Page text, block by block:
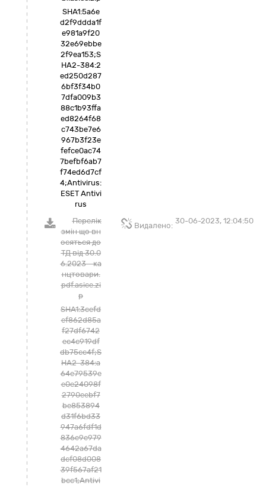
SHA1:5a6e
d2f9ddda1f
e981a9f20
32e69ebbe
2f9ea153;S
HA2-384:2
ed250d287
6bf3f34b0
7dfa009b3
88c1b93ffa
ed8264f68
c743be7e6
967b3f23e
fefce0ac74
7befbf6ab7
f74ed6d7cf
4;Antivirus:
ESET Antivi
rus
Перелік
змін що вн
осяться до
ТД від 30.0
6.2023 - ка
нцтовари.
pdf.asice.zi
p
SHA1:3cefd
ef862d85a
f27df6742
ec4c919df
db75cc4f;S
HA2-384:a
64e79539e
e0e24098f
2790eebf7
be853894
d31f6bd33
947a6fdf1d
836e9e979
4642a67da
dcf08d008
39f567af21
bcc1;Antivi
Видалено:
30-06-2023, 12:04:50